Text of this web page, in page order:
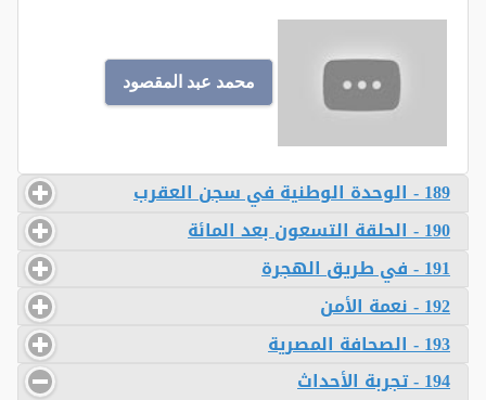
محمد عبد المقصود
189 - الوحدة الوطنية في سجن العقرب
190 - الحلقة التسعون بعد المائة
191 - في طريق الهجرة
192 - نعمة الأمن
193 - الصحافة المصرية
194 - تجربة الأحداث